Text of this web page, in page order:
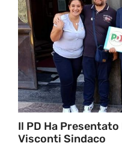
Il PD Ha
Visconti Sindaco